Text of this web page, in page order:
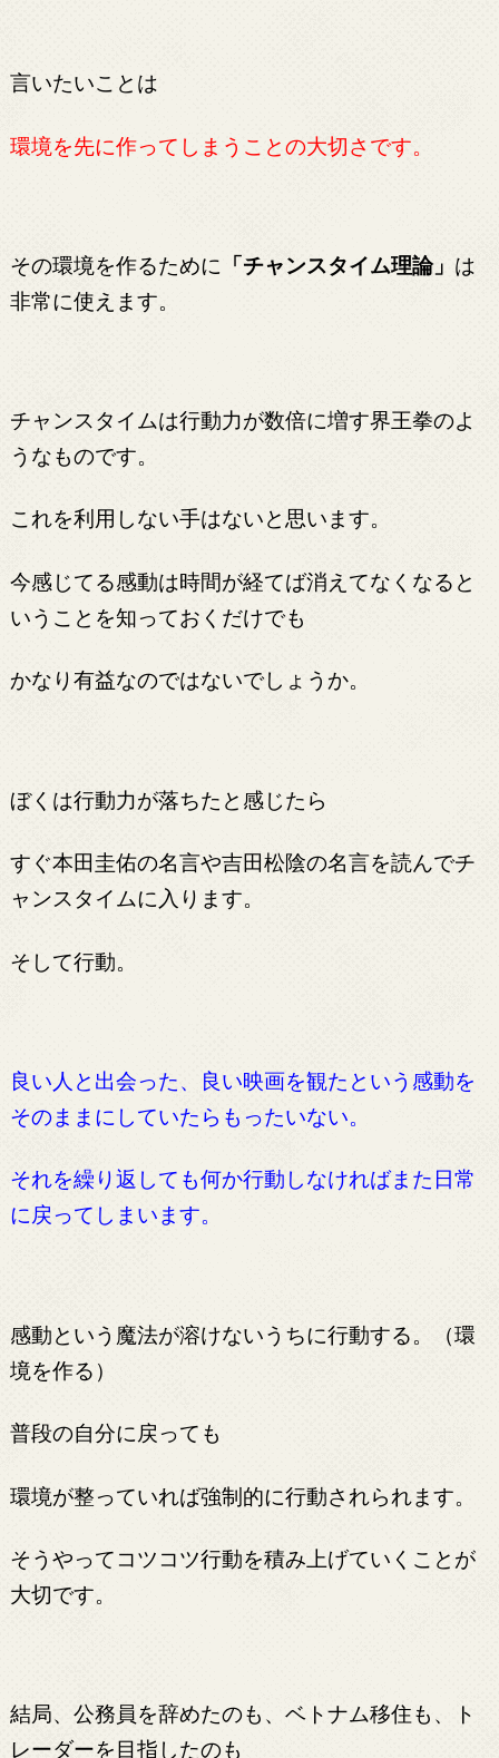
言いたいことは
環境を先に作ってしまうことの大切さです。
その環境を作るために 「チャンスタイム理論」 は
非常に使えます。
チャンスタイムは行動力が数倍に増す界王拳のよ
うなものです。
これを利用しない手はないと思います。
今感じてる感動は時間が経てば消えてなくなると
いうことを知っておくだけでも
かなり有益なのではないでしょうか。
ぼくは行動力が落ちたと感じたら
すぐ本田圭佑の名言や吉田松陰の名言を読んでチ
ャンスタイムに入ります。
そして行動。
良い人と出会った、良い映画を観たという感動を
そのままにしていたらもったいない。
それを繰り返しても何か行動しなければまた日常
に戻ってしまいます。
感動という魔法が溶けないうちに行動する。（環
境を作る）
普段の自分に戻っても
環境が整っていれば強制的に行動されられます。
そうやってコツコツ行動を積み上げていくことが
大切です。
結局、公務員を辞めたのも、ベトナム移住も、ト
レーダーを目指したのも